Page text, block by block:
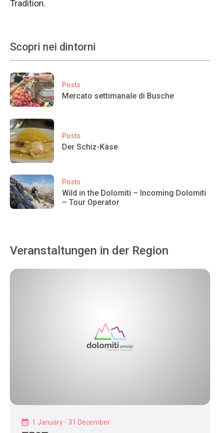
Tradition.
Scopri nei dintorni
Posts
Mercato settimanale di Busche
Posts
Der Schiz-Käse
Posts
Wild in the Dolomiti – Incoming Dolomiti
– Tour Operator
Veranstaltungen in der Region
1 January - 31 December